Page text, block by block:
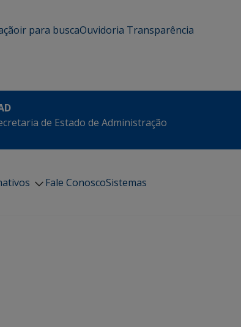
ir para buscaOuvidoria Transparência
de Estado de Administração
Fale ConoscoSistemas